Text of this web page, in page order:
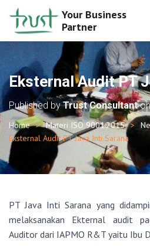
Your Business
Partner
Eksternal Audit PT
Published byTrust Consultant
Home Materi ISO 9001:2015
Eksternal Audit PT Java Inti Sarana
PT Java Inti Sarana yang
melaksanakan Ekternal audit
Auditor dari IAPMO R&T yaitu Ibu